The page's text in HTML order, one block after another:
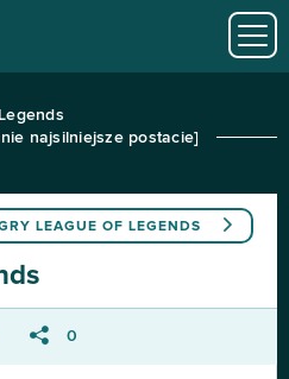
najsilniejsze postacie]
LEAGUE OF LEGENDS
0